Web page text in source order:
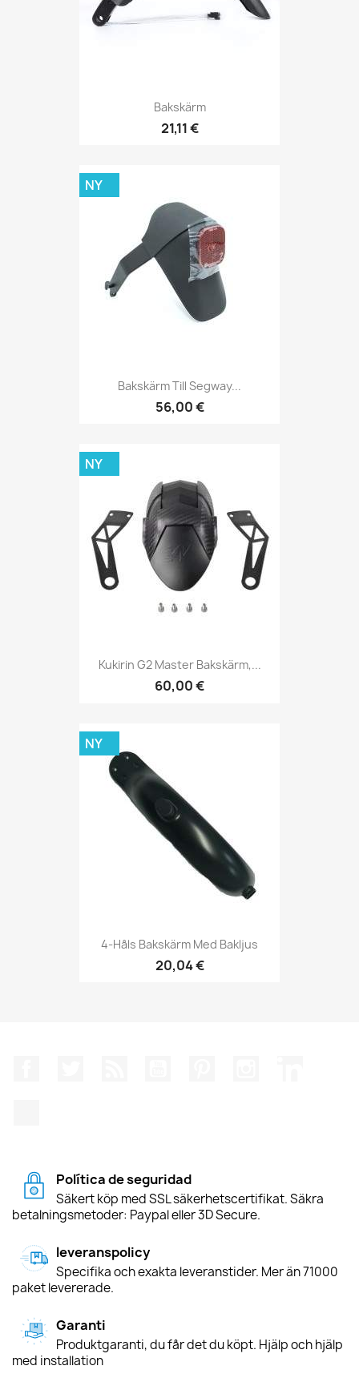
Bakskärm
21,11 €
Bakskärm Till Segway...
56,00 €
NY
Kukirin G2 Master Bakskärm,...
60,00 €
NY
4-Håls Bakskärm Med Bakljus
20,04 €
NY
Política de seguridad
Säkert köp med SSL säkerhetscertifikat. Säkra
betalningsmetoder: Paypal eller 3D Secure.
leveranspolicy
Specifika och exakta leveranstider. Mer än 71000
paket levererade.
Garanti
Produktgaranti, du får det du köpt. Hjälp och hjälp
med installation